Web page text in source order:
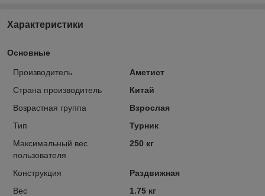
Характеристики
Основные
Производитель
Аметист
Страна производитель
Китай
Возрастная группа
Взрослая
Тип
Турник
Максимальный вес
пользователя
250 кг
Конструкция
Раздвижная
Вес
1.75 кг